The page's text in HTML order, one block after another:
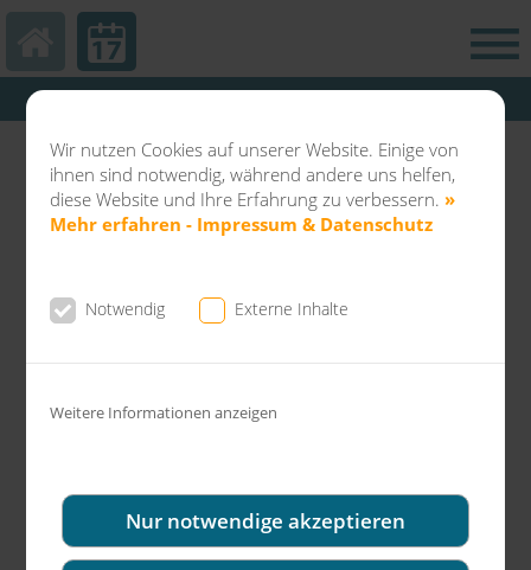
Wir nutzen Cookies auf unserer Website. Einige von
ihnen sind notwendig, während andere uns helfen,
diese Website und Ihre Erfahrung zu verbessern. »
Mehr erfahren - Impressum & Datenschutz
Notwendig Externe Inhalte
Weitere Informationen anzeigen
Nur notwendige akzeptieren
Hautarztpraxis Kamp-Lintfort
Abteilung Balneo & Kosmetik KL
Dermatochirurgie Kamp-Lintfort
News aus der Gemeinschaftspraxis Dr.
Fuchs & Kollegen
in Kamp-Lintfort!